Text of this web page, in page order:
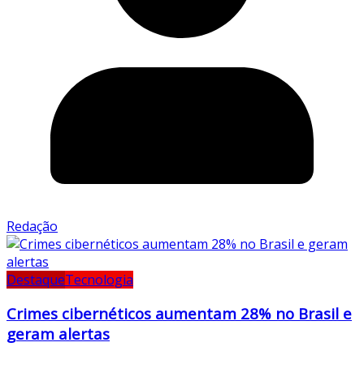
Redação
DestaqueTecnologia
Crimes cibernéticos aumentam 28% no Brasil e
geram alertas